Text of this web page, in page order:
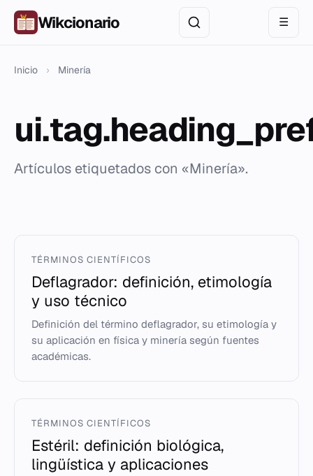
Wikcionario ☰
Inicio › Minería
Artículos etiquetados con «Minería».
TÉRMINOS CIENTÍFICOS
Deflagrador: definición, etimología
y uso técnico
Definición del término deflagrador, su etimología y
su aplicación en física y minería según fuentes
académicas.
TÉRMINOS CIENTÍFICOS
Estéril: definición biológica,
lingüística y aplicaciones